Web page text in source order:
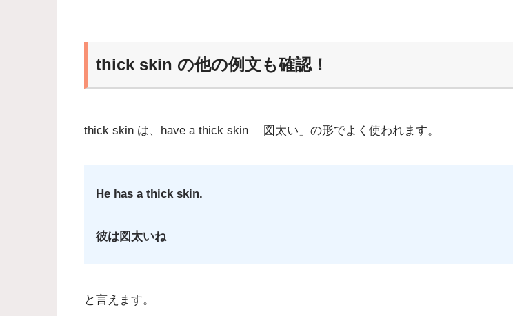
thick skin の他の例文も確認！
thick skin は、have a thick skin 「図太い」の形でよく使われます。
He has a thick skin.
彼は図太いね
と言えます。